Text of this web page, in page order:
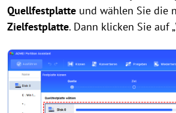
Quellfestplatte und wählen Sie die
Zielfestplatte. Dann klicken Sie auf „